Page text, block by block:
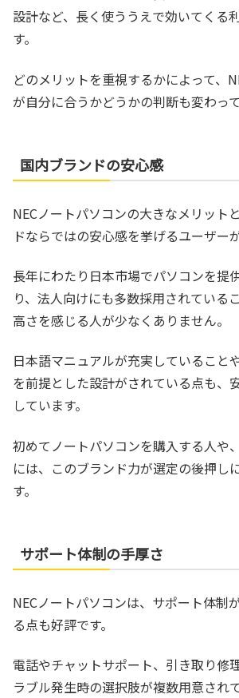
設計など、長く使ううえで効いてくる
す。
どのメリットを重視するかによって、
が自分に合うかどうかの判断も変わって
国内ブランドの安心感
NECノートパソコンの大きなメリット
ドならではの安心感を挙げるユーザー
長年にわたり日本市場でパソコンを提
り、法人向けにも多数採用されている
高さを感じる人が少なくありません。
日本語マニュアルが充実していること
を前提とした設計がされている点も、
しています。
初めてノートパソコンを購入する人や
には、このブランド力が選定の後押し
す。
サポート体制の手厚さ
NECノートパソコンは、サポート体制
る点も好評です。
電話やチャットサポート、引き取り修
ラブル発生時の選択肢が複数用意され